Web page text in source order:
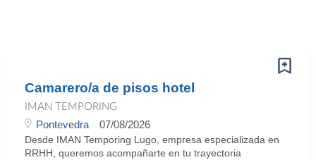
Camarero/a de pisos hotel
IMAN TEMPORING
Pontevedra 07/08/2026
Desde IMAN Temporing Lugo, empresa especializada en
RRHH, queremos acompañarte en tu trayectoria